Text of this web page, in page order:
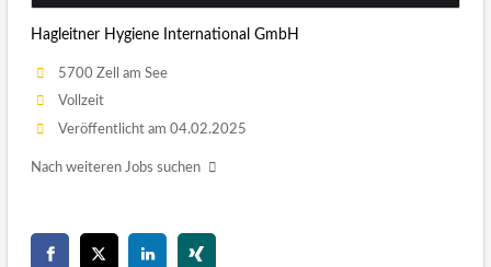
Hagleitner Hygiene International GmbH
5700 Zell am See
Vollzeit
Veröffentlicht am 04.02.2025
Nach weiteren Jobs suchen